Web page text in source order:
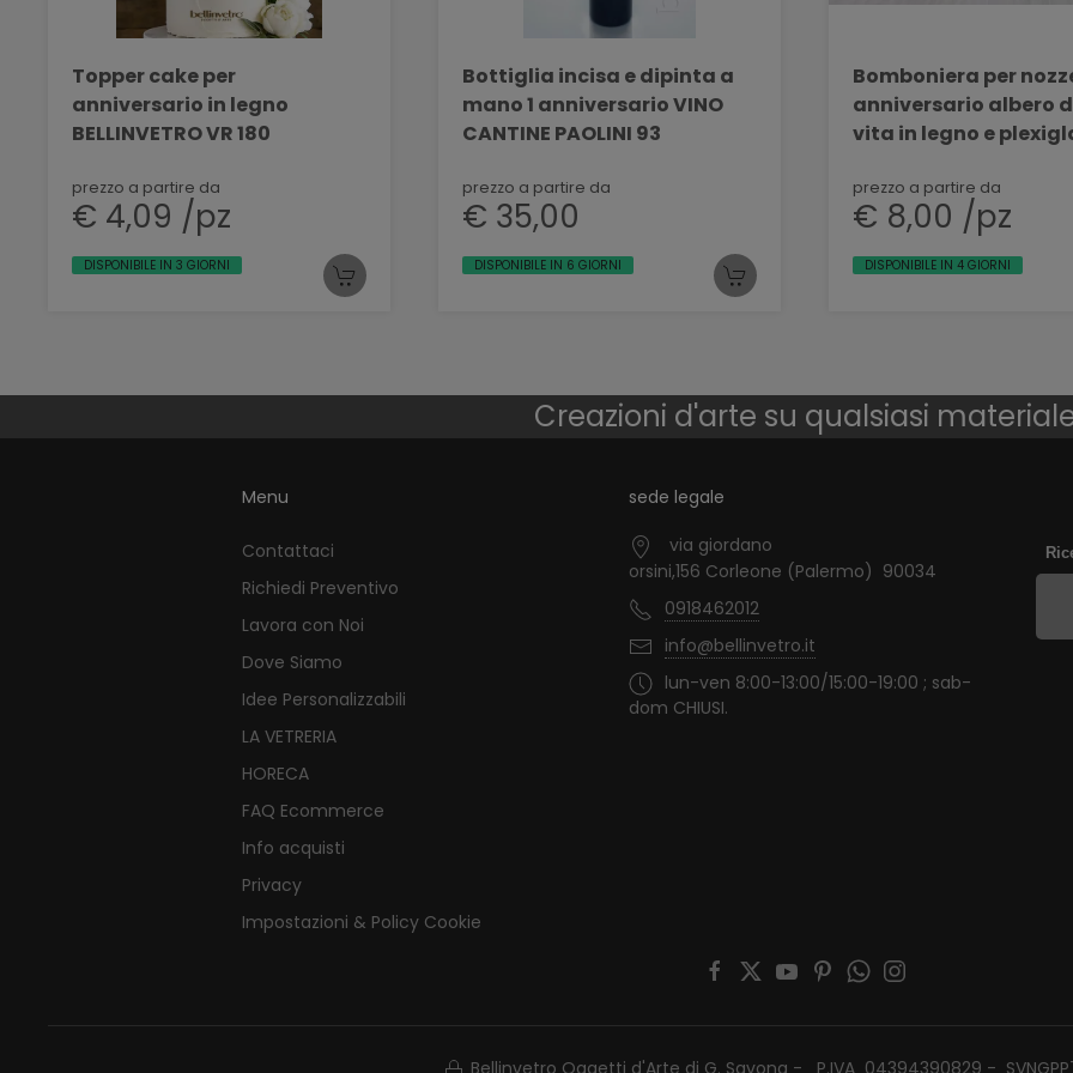
Topper cake per
anniversario in legno
BELLINVETRO VR 180
prezzo a partire da
€ 4,09 /pz
DISPONIBILE IN 3 GIORNI
Bottiglia incisa e dipinta a
mano 1 anniversario VINO
CANTINE PAOLINI 93
prezzo a partire da
€ 35,00
DISPONIBILE IN 6 GIORNI
Bomboniera per
anniversario albero
vita in legno e plexiglass
prezzo a partire da
€ 8,00 /pz
DISPONIBILE IN 4 GIORNI
Creazioni d'arte su qualsiasi
Menu
Contattaci
Richiedi Preventivo
Lavora con Noi
Dove Siamo
Idee Personalizzabili
LA VETRERIA
HORECA
FAQ Ecommerce
Info acquisti
Privacy
Impostazioni & Policy Cookie
sede legale
via giordano
orsini,156 Corleone (Palermo) 90034
0918462012
info@bellinvetro.it
lun-ven 8:00-13:00/15:00-19:00 ; sab-
dom CHIUSI.